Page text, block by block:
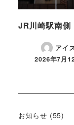
JR川崎駅南側
アイ
2026年7月
お知らせ (55)